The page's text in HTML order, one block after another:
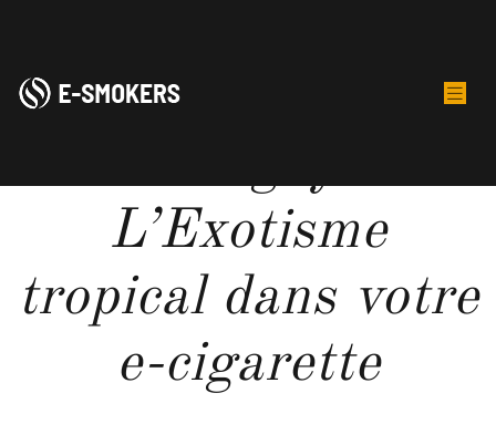
L’Exotisme
tropical dans votre
e-cigarette